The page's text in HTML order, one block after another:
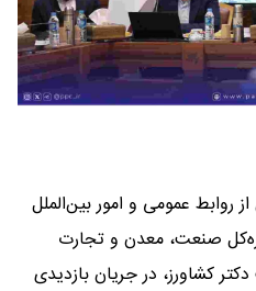
روابط عمومی و امور بین‌الملل
صنعت، معدن و تجارت
کشاورز، در جریان بازدیدی